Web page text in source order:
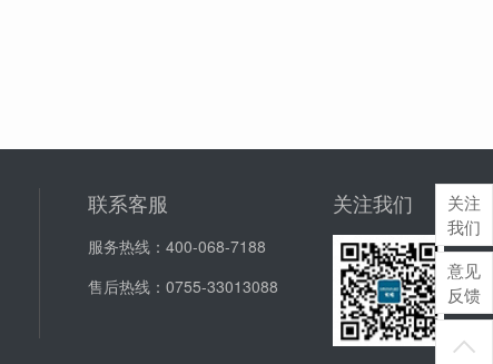
关注
我们
意见
反馈
J
联系客服
服务热线： 400-068-7188
售后热线： 0755-33013088
关注我们